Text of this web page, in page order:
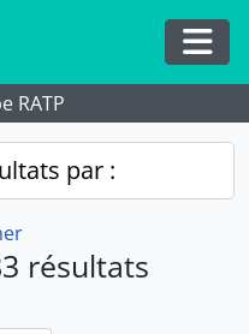
RATP
par :
résultats